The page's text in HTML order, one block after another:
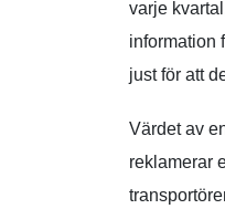
varje
information
just för att
Värdet av
reklamerar